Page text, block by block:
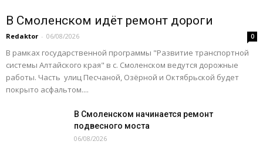
В Смоленском идёт ремонт дороги
Redaktor - 06/08/2026 0
В рамках государственной программы "Развитие транспортной
системы Алтайского края" в с. Смоленском ведутся дорожные
работы. Часть улиц Песчаной, Озёрной и Октябрьской будет
покрыто асфальтом....
В Смоленском начинается ремонт
подвесного моста
06/08/2026